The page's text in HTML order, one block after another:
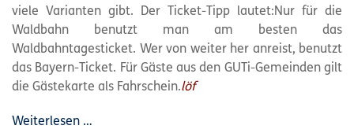
viele Varianten gibt. Der Ticket-Tipp lautet:Nur für die
Waldbahn benutzt man am besten das
Waldbahntagesticket. Wer von weiter her anreist, benutzt
das Bayern-Ticket. Für Gäste aus den GUTi-Gemeinden gilt
die Gästekarte als Fahrschein.löf
Weiterlesen …